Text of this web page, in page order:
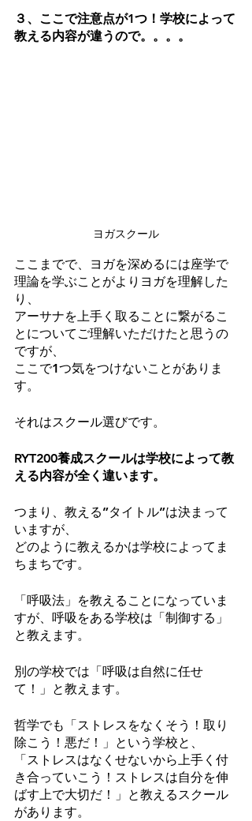
３、ここで注意点が1つ！学校によって
教える内容が違うので。。。。
ヨガスクール
ここまでで、ヨガを深めるには座学で
理論を学ぶことがよりヨガを理解した
り、
アーサナを上手く取ることに繋がるこ
とについてご理解いただけたと思うの
ですが、
ここで1つ気をつけないことがありま
す。
それはスクール選びです。
RYT200養成スクールは学校によって教
える内容が全く違います。
つまり、教える”タイトル”は決まって
いますが、
どのように教えるかは学校によってま
ちまちです。
「呼吸法」を教えることになっていま
すが、呼吸をある学校は「制御する」
と教えます。
別の学校では「呼吸は自然に任せ
て！」と教えます。
哲学でも「ストレスをなくそう！取り
除こう！悪だ！」という学校と、
「ストレスはなくせないから上手く付
き合っていこう！ストレスは自分を伸
ばす上で大切だ！」と教えるスクール
があります。